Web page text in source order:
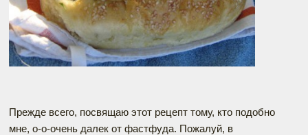
Прежде всего, посвящаю этот рецепт тому, кто подобно
мне, о-о-очень далек от фастфуда. Пожалуй, в